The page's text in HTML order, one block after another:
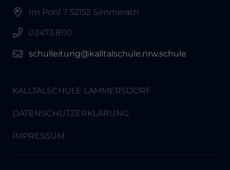
Im Pohl 7 52152 Simmerath
02473 8110
schulleitung@kalltalschule.nrw.schule
KALLTALSCHULE LAMMERSDORF
DATENSCHUTZERKLÄRUNG
IMPRESSUM